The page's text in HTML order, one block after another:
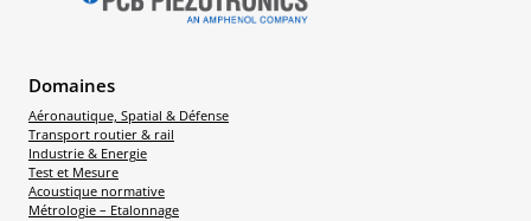
Domaines
Aéronautique, Spatial & Défense
Transport routier & rail
Industrie & Energie
Test et Mesure
Acoustique normative
Métrologie – Etalonnage